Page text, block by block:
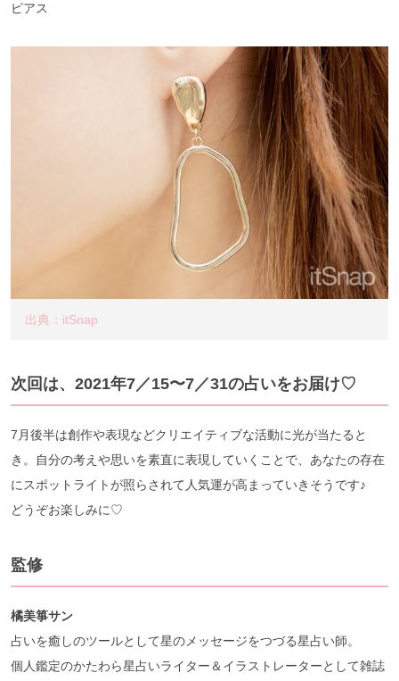
ピアス
出典：itSnap
次回は、2021年7／15〜7／31の占いをお届け♡
7月後半は創作や表現などクリエイティブな活動に光が当たると
き。自分の考えや思いを素直に表現していくことで、あなたの存在
にスポットライトが照らされて人気運が高まっていきそうです♪
どうぞお楽しみに♡
監修
橘美箏サン
占いを癒しのツールとして星のメッセージをつづる星占い師。
個人鑑定のかたわら星占いライター＆イラストレーターとして雑誌